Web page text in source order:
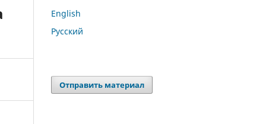
English
Русский
Отправить материал